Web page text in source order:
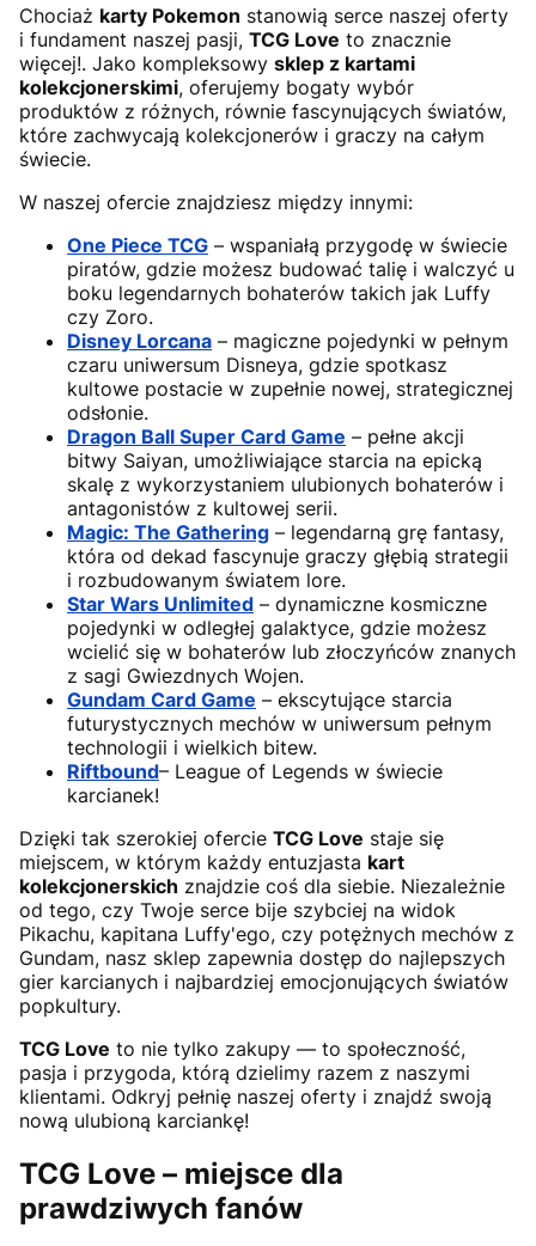
Chociaż karty Pokemon stanowią serce naszej oferty
i fundament naszej pasji, TCG Love to znacznie
więcej!. Jako kompleksowy sklep z kartami
kolekcjonerskimi, oferujemy bogaty wybór
produktów z różnych, równie fascynujących światów,
które zachwycają kolekcjonerów i graczy na całym
świecie.
W naszej ofercie znajdziesz między innymi:
One Piece TCG – wspaniałą przygodę w świecie
piratów, gdzie możesz budować talię i walczyć u
boku legendarnych bohaterów takich jak Luffy
czy Zoro.
Disney Lorcana – magiczne pojedynki w pełnym
czaru uniwersum Disneya, gdzie spotkasz
kultowe postacie w zupełnie nowej, strategicznej
odsłonie.
Dragon Ball Super Card Game – pełne akcji
bitwy Saiyan, umożliwiające starcia na epicką
skalę z wykorzystaniem ulubionych bohaterów i
antagonistów z kultowej serii.
Magic: The Gathering – legendarną grę fantasy,
która od dekad fascynuje graczy głębią strategii
i rozbudowanym światem lore.
Star Wars Unlimited – dynamiczne kosmiczne
pojedynki w odległej galaktyce, gdzie możesz
wcielić się w bohaterów lub złoczyńców znanych
z sagi Gwiezdnych Wojen.
Gundam Card Game – ekscytujące starcia
futurystycznych mechów w uniwersum pełnym
technologii i wielkich bitew.
Riftbound– League of Legends w świecie
karcianek!
Dzięki tak szerokiej ofercie TCG Love staje się
miejscem, w którym każdy entuzjasta kart
kolekcjonerskich znajdzie coś dla siebie. Niezależnie
od tego, czy Twoje serce bije szybciej na widok
Pikachu, kapitana Luffy'ego, czy potężnych mechów z
Gundam, nasz sklep zapewnia dostęp do najlepszych
gier karcianych i najbardziej emocjonujących światów
popkultury.
TCG Love to nie tylko zakupy — to społeczność,
pasja i przygoda, którą dzielimy razem z naszymi
klientami. Odkryj pełnię naszej oferty i znajdź swoją
nową ulubioną karciankę!
TCG Love – miejsce dla
prawdziwych fanów